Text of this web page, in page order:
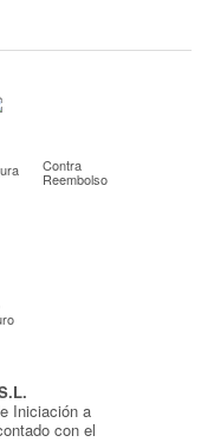
Contra
Reembolso
Iniciación a
con el